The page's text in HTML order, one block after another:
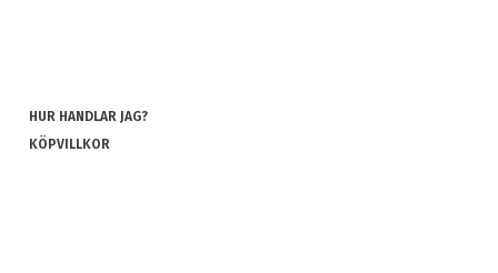
HUR HANDLAR JAG?
KÖPVILLKOR